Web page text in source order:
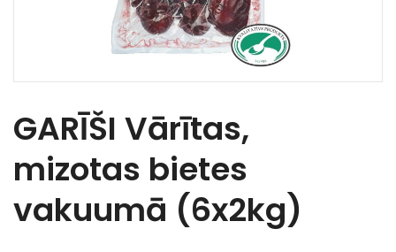
GARĪŠI Vārītas,
mizotas bietes
vakuumā (6x2kg)